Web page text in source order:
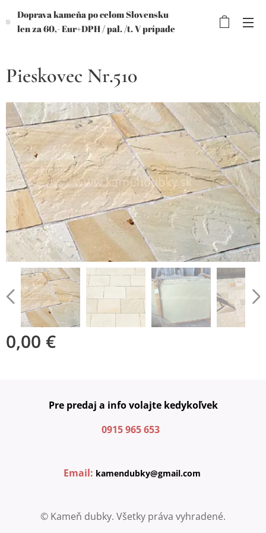
Doprava kameňa po celom Slovensku
len za 60,- Eur+DPH /pal. /t. V prípade
Pieskovec Nr.510
0,00 €
Pre predaj a info volajte kedykoľvek
0915 965 653
Email: kamendubky@gmail.com
© Kameň dubky. Všetky práva vyhradené.